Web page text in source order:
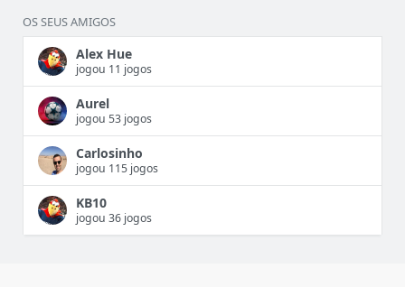
OS SEUS AMIGOS
Alex Hue
jogou 11 jogos
Aurel
jogou 53 jogos
Carlosinho
jogou 115 jogos
KB10
jogou 36 jogos